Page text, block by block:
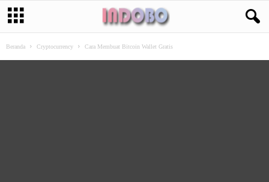
Beranda Cryptocurrency Cara Membuat Bitcoin Wallet Gratis